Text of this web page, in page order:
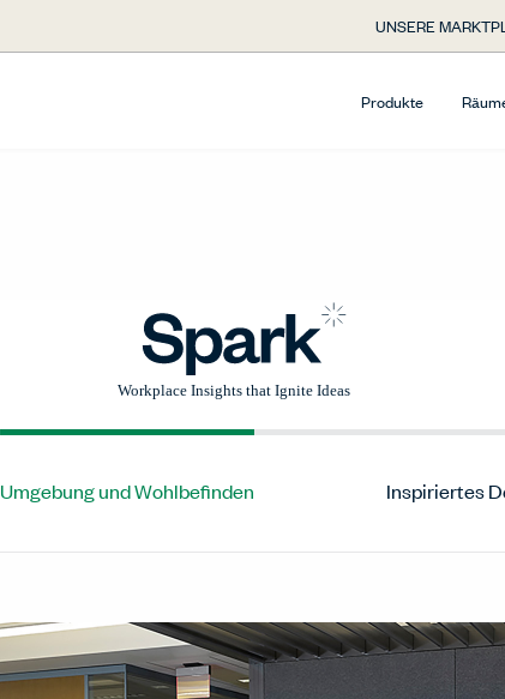
UNSERE
Produkte
Umgebung und Wohlbefinden Inspiriertes